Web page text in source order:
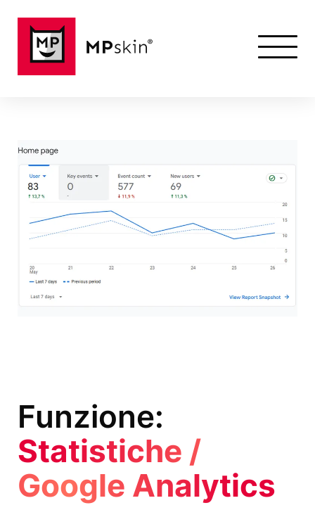
Funzione:
Statistiche /
Google Analytics